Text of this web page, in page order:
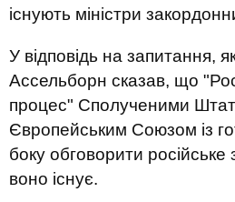
існують міністри
У відповідь на запитання,
Ассельборн сказав, що
процес" Сполученими
Європейським Союзом із
боку обговорити
воно існує.